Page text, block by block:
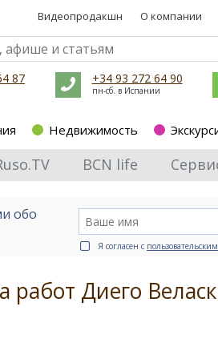
Видеопродакшн О компании
87 +34 93 272 64 90
пн-сб. в Испании
Недвижимость
BCN life
обо
Я согласен с
работ Диего